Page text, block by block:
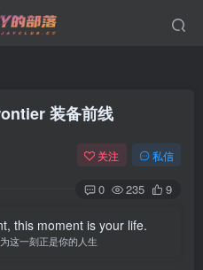
装备前线
关注 私信
0 235 9
this moment is your life.
这一刻正是你的人生